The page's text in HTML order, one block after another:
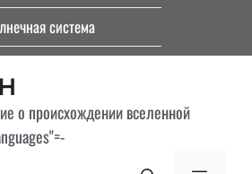
система
о происхождении вселенной